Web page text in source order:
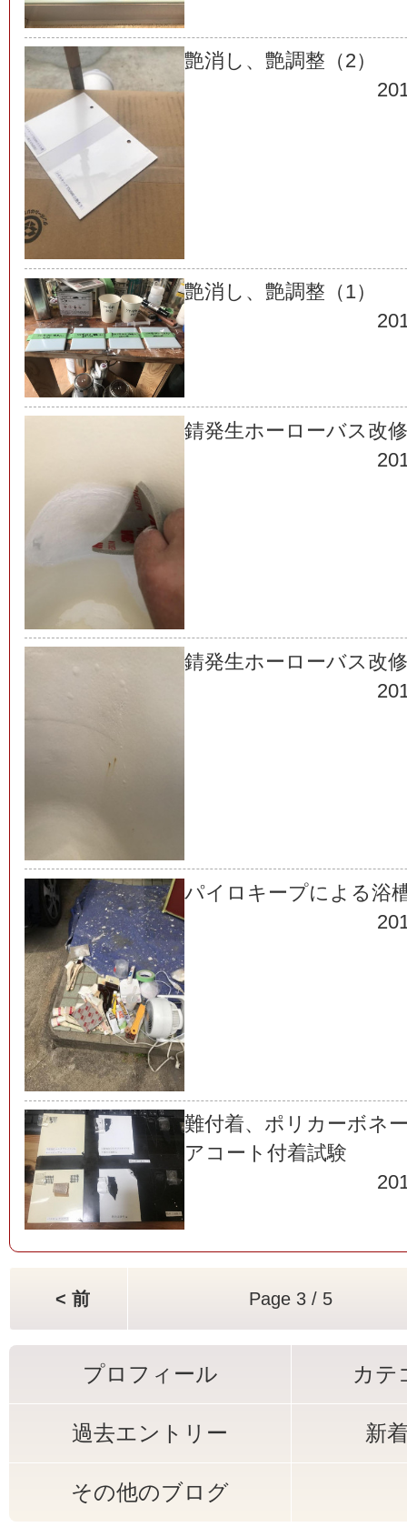
艶消し、艶調整（2）
艶消し、艶調整（1）
錆発生ホーローバス改
錆発生ホーローバス改
パイロキープによる浴
難付着、ポリカーボネ
アコート付着試験
< 前 Page 3 / 5
プロフィール カテ
過去エントリー 新
その他のブログ